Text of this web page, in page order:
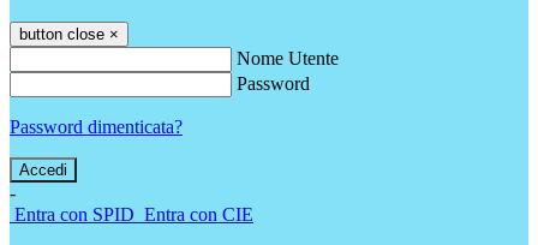
button close ×
Nome Utente
Password
Password dimenticata?
-
Entra con SPID Entra con CIE